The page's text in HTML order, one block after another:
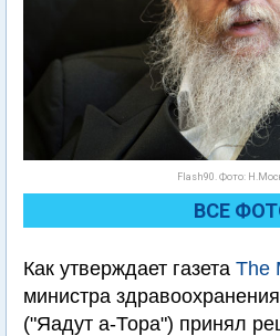
Flash90. Фото:
ВСЕ
Как утверждает газета The
министра
("Яадут а-Тора") принял